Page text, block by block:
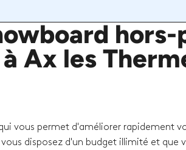
Ax les
vous permet d'améliorer rapidement
disposez d'un budget illimité et que